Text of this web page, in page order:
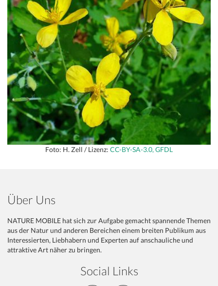
Foto: H. Zell / Lizenz: CC-BY-SA-3.0, GFDL
Über Uns
NATURE MOBILE hat sich zur Aufgabe gemacht spannende Themen
aus der Natur und anderen Bereichen einem breiten Publikum aus
Interessierten, Liebhabern und Experten auf anschauliche und
attraktive Art näher zu bringen.
Social Links